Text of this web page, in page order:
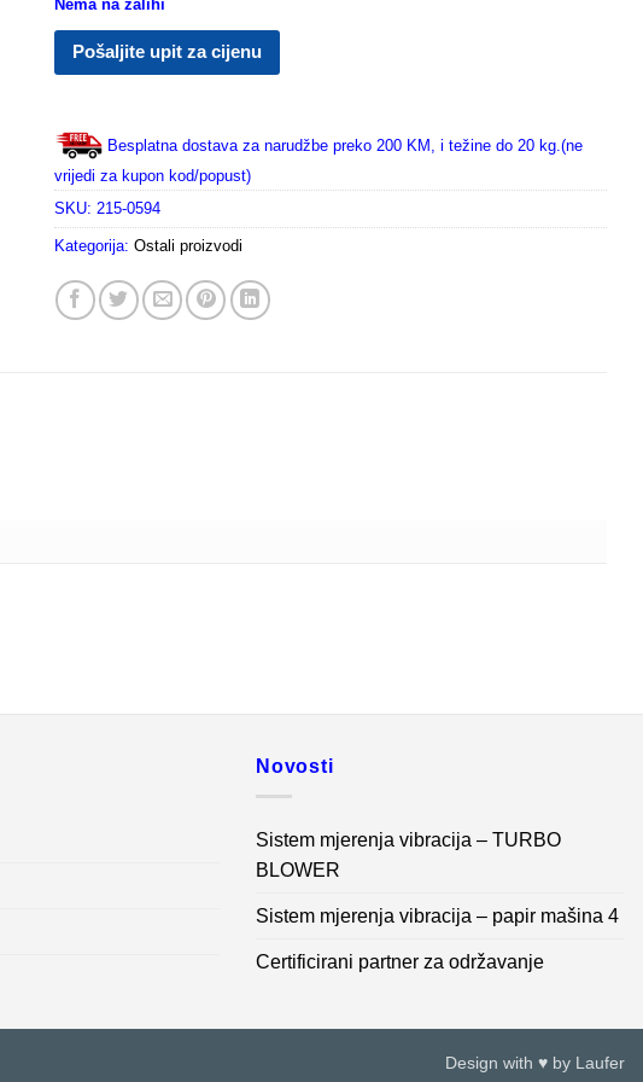
Nema na zalihi
Pošaljite upit za cijenu
Besplatna dostava za narudžbe preko 200 KM, i težine do 20 kg.(ne
vrijedi za kupon kod/popust)
SKU: 215-0594
Kategorija: Ostali proizvodi
Novosti
Sistem mjerenja vibracija – TURBO
BLOWER
Sistem mjerenja vibracija – papir mašina 4
Certificirani partner za održavanje
Design with ♥ by Laufer